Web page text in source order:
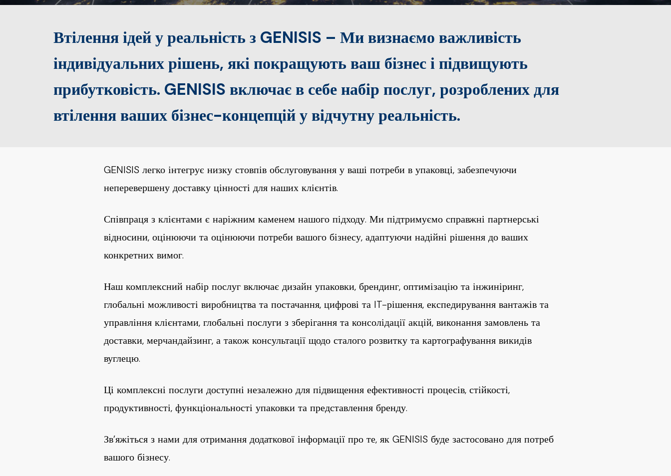
Втілення ідей у реальність з GENISIS – Ми визнаємо важливість
індивідуальних рішень, які покращують ваш бізнес і підвищують
прибутковість. GENISIS включає в себе набір послуг, розроблених для
втілення ваших бізнес-концепцій у відчутну реальність.
GENISIS легко інтегрує низку стовпів обслуговування у ваші потреби в упаковці, забезпечуючи
неперевершену доставку цінності для наших клієнтів.
Співпраця з клієнтами є наріжним каменем нашого підходу. Ми підтримуємо справжні партнерські
відносини, оцінюючи та оцінюючи потреби вашого бізнесу, адаптуючи надійні рішення до ваших
конкретних вимог.
Наш комплексний набір послуг включає дизайн упаковки, брендинг, оптимізацію та інжиніринг,
глобальні можливості виробництва та постачання, цифрові та IT-рішення, експедирування вантажів та
управління клієнтами, глобальні послуги з зберігання та консолідації акцій, виконання замовлень та
доставки, мерчандайзинг, а також консультації щодо сталого розвитку та картографування викидів
вуглецю.
Ці комплексні послуги доступні незалежно для підвищення ефективності процесів, стійкості,
продуктивності, функціональності упаковки та представлення бренду.
Зв’яжіться з нами для отримання додаткової інформації про те, як GENISIS буде застосовано для потреб
вашого бізнесу.